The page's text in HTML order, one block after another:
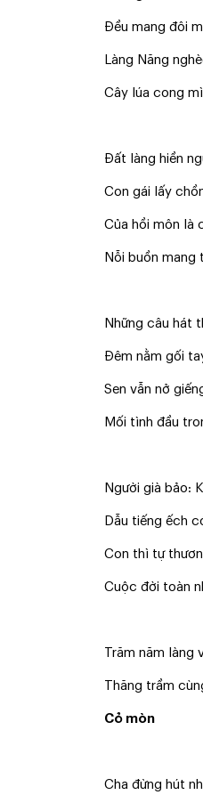
Đều mang đôi
Làng Năng
Cây lúa cong
Đất làng hiền
Con gái lấy
Của hồi môn là
Nỗi buồn mang
Những câu hát
Đêm nằm gối
Sen vẫn nở
Mối tình đầu
Người già bảo:
Dẫu tiếng ếch
Con thì tự
Cuộc đời toàn
Trăm năm làng
Thăng trầm
Cỏ mòn
Cha đừng hút